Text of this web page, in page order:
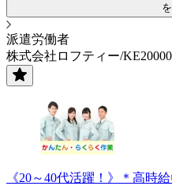
派遣労働者
株式会社ロフティー/
《20～40代活躍！》＊高時